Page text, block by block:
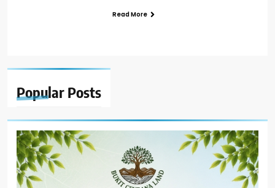
Popular Posts
Read More